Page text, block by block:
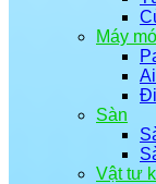
Máy
Sàn
Vật tư